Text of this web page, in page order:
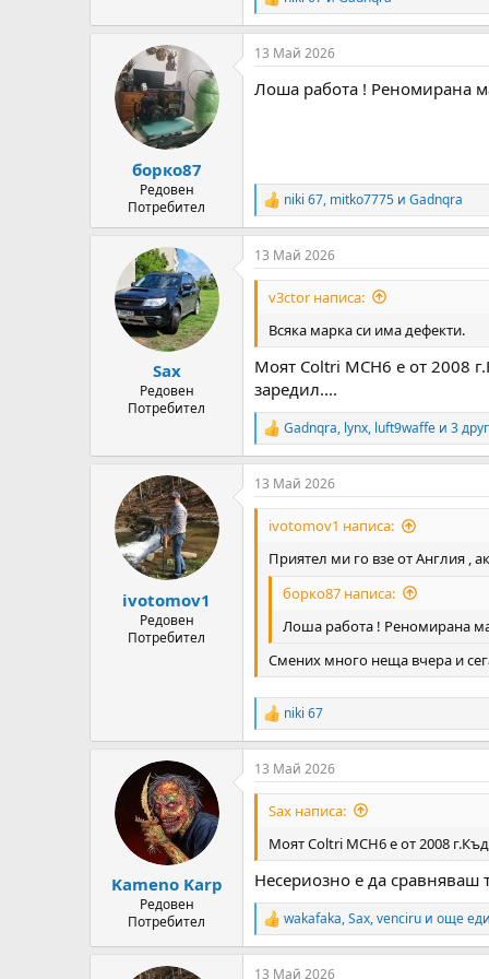
R
e
a
c
i
борко87
Редовен
Потребител
13 Май 2026
Лоша работа ! Реномирана
R
e
a
c
t
s
:
niki 67, mitko7775 и Gadnqra
Sax
Редовен
Потребител
13 Май 2026
v3ctor написа:
Всяка марка си има дефекти.
Моят Coltri MCH6 е от 2008
заредил....
R
e
a
c
t
Gadnqra, lynx, luft9waffe и 3
ivotomov1
Редовен
Потребител
13 Май 2026
ivotomov1 написа:
Приятел ми го взе от Англия ,
борко87 написа:
Лоша работа ! Реномирана
Смених много неща вчера и
R
e
a
c
t
s
:
niki 67
Kameno Karp
Редовен
Потребител
13 Май 2026
Sax написа:
Моят Coltri MCH6 е от 2008
Несериозно е да сравняваш
R
e
a
wakafaka,Sax,venciru и още
13 Май 2026